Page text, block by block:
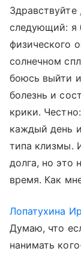
следующий: я
физического
солнечном
боюсь выйти
болезнь и
крики.
каждый день
типа клизмы.
долга, но это
время. Как
Лопатухина
Думаю, что
нанимать